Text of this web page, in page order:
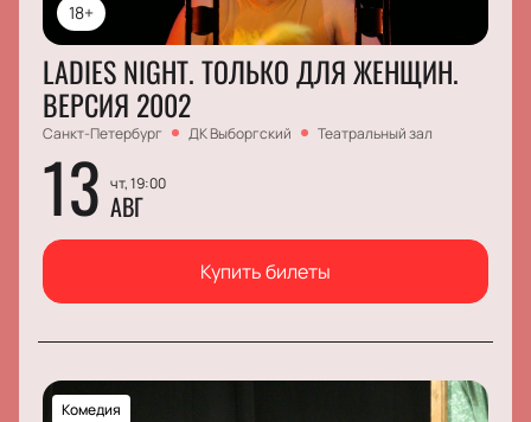
18+
LADIES NIGHT. ТОЛЬКО ДЛЯ ЖЕНЩИН.
ВЕРСИЯ 2002
Санкт-Петербург ДК Выборгский Театральный зал
13 чт, 19:00
АВГ
Купить билеты
Комедия